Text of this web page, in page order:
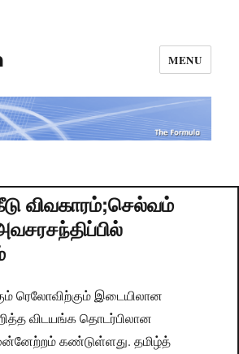
MENU
விவகாரம்;செல்வம்
ரெலோவிற்கும் இடையிலான
விடயங்க தொடர்பிலான
கண்டுள்ளது. தமிழ்த்